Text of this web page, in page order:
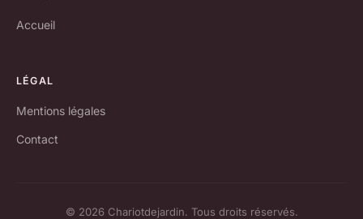
Accueil
LÉGAL
Mentions légales
Contact
© 2026 Chariotdejardin. Tous droits réservés.